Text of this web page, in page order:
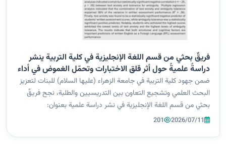
فريقٌ بحثي من قسم اللغة الإنجليزية في كلية التربية ينشر
دراسةً علميةً حول أثر قلق الاختبارات وتحمّل الغموض في أداء
طلبة اللغة الإنجليزية
ضمن جهود كلية التربية في جامعة الزهراء (عليها السلام) للبنات لتعزيز
البحث العلمي وتشجيع التعاون بين التدريسيين والطلبة، نجح فريقٌ
بحثي من قسم اللغة الإنجليزية في نشر دراسة علمية بعنوان:
"Investigating the Relationship between Test Anxiety and
2026/07/11
201